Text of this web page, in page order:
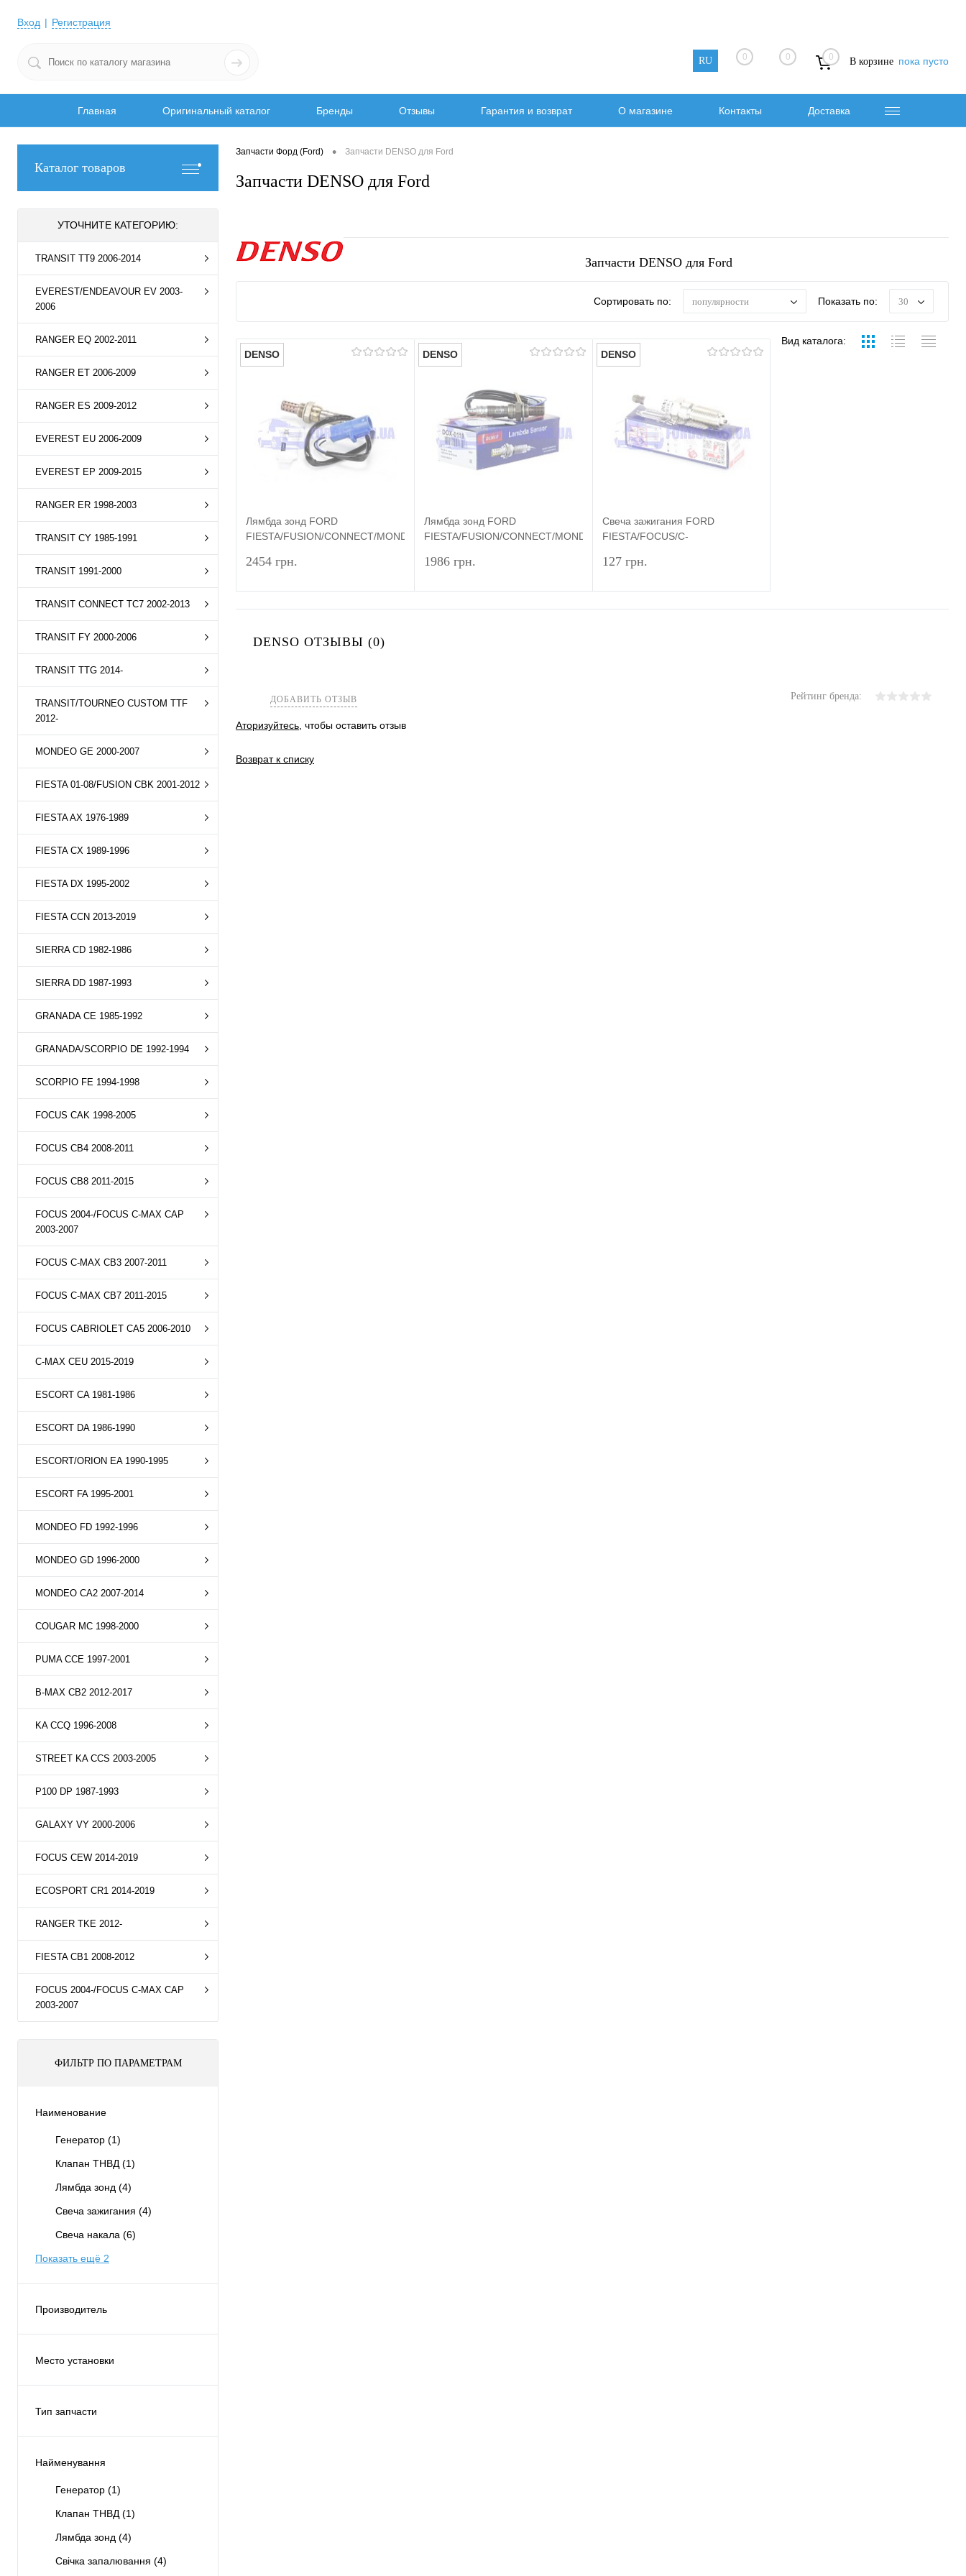
Вход Регистрация
RU 0 0 0 В корзине пока пусто
Главная Оригинальный каталог Бренды Отзывы Гарантия и возврат О магазине Контакты Доставка
Каталог товаров
УТОЧНИТЕ КАТЕГОРИЮ:
TRANSIT TT9 2006-2014
EVEREST/ENDEAVOUR EV 2003-
2006
RANGER EQ 2002-2011
RANGER ET 2006-2009
RANGER ES 2009-2012
EVEREST EU 2006-2009
EVEREST EP 2009-2015
RANGER ER 1998-2003
TRANSIT CY 1985-1991
TRANSIT 1991-2000
TRANSIT CONNECT TC7 2002-2013
TRANSIT FY 2000-2006
TRANSIT TTG 2014-
TRANSIT/TOURNEO CUSTOM TTF
2012-
MONDEO GE 2000-2007
FIESTA 01-08/FUSION CBK 2001-2012
FIESTA AX 1976-1989
FIESTA CX 1989-1996
FIESTA DX 1995-2002
FIESTA CCN 2013-2019
SIERRA CD 1982-1986
SIERRA DD 1987-1993
GRANADA CE 1985-1992
GRANADA/SCORPIO DE 1992-1994
SCORPIO FE 1994-1998
FOCUS CAK 1998-2005
FOCUS CB4 2008-2011
FOCUS CB8 2011-2015
FOCUS 2004-/FOCUS C-MAX CAP
2003-2007
FOCUS C-MAX CB3 2007-2011
FOCUS C-MAX CB7 2011-2015
FOCUS CABRIOLET CA5 2006-2010
C-MAX CEU 2015-2019
ESCORT CA 1981-1986
ESCORT DA 1986-1990
ESCORT/ORION EA 1990-1995
ESCORT FA 1995-2001
MONDEO FD 1992-1996
MONDEO GD 1996-2000
MONDEO CA2 2007-2014
COUGAR MC 1998-2000
PUMA CCE 1997-2001
B-MAX CB2 2012-2017
KA CCQ 1996-2008
STREET KA CCS 2003-2005
P100 DP 1987-1993
GALAXY VY 2000-2006
FOCUS CEW 2014-2019
ECOSPORT CR1 2014-2019
RANGER TKE 2012-
FIESTA CB1 2008-2012
FOCUS 2004-/FOCUS C-MAX CAP
2003-2007
ФИЛЬТР ПО ПАРАМЕТРАМ
Наименование
Генератор (1)
Клапан ТНВД (1)
Лямбда зонд (4)
Свеча зажигания (4)
Свеча накала (6)
Показать ещё 2
Производитель
Место установки
Тип запчасти
Найменування
Генератор (1)
Клапан ТНВД (1)
Лямбда зонд (4)
Свічка запалювання (4)
Запчасти Форд (Ford) • Запчасти DENSO для Ford
Запчасти DENSO для Ford
Запчасти DENSO для Ford
Сортировать по: популярности Показать по: 30
Вид каталога:
DENSO
Лямбда зонд FORD
FIESTA/FUSION/CONNECT/MONDEO
2454 грн.
DENSO
Лямбда зонд FORD
FIESTA/FUSION/CONNECT/MONDEO
1986 грн.
DENSO
Свеча зажигания FORD
FIESTA/FOCUS/C-
127 грн.
DENSO ОТЗЫВЫ (0)
ДОБАВИТЬ ОТЗЫВ Рейтинг бренда:
Аторизуйтесь, чтобы оставить отзыв
Возврат к списку